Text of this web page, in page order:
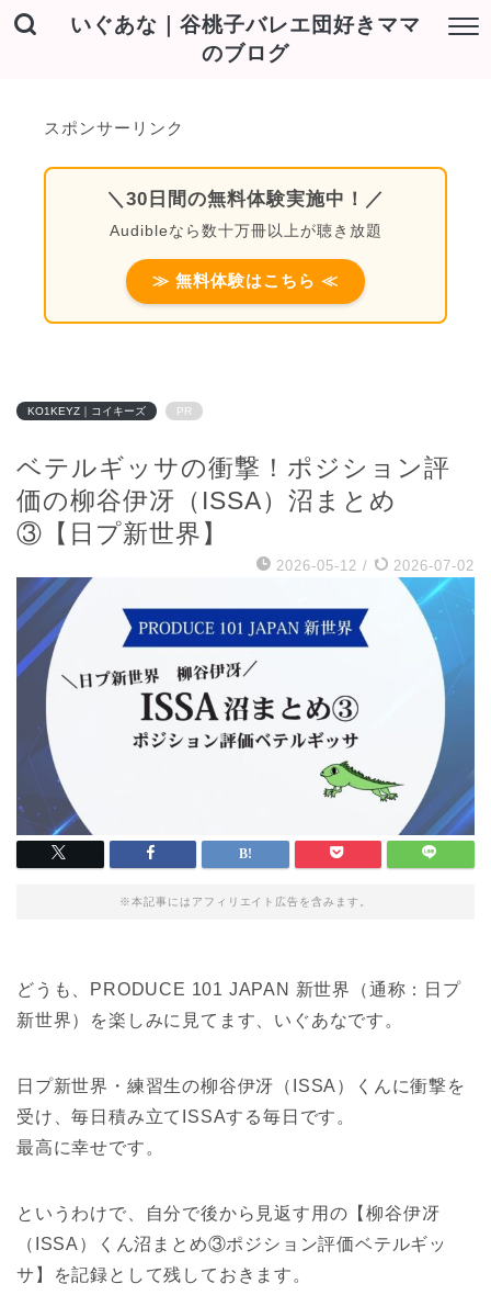
いぐあな｜谷桃子バレエ団好きママ
のブログ
スポンサーリンク
＼30日間の無料体験実施中！／
Audibleなら数十万冊以上が聴き放題
≫ 無料体験はこちら ≪
KO1KEYZ｜コイキーズ PR
ベテルギッサの衝撃！ポジション評
価の柳谷伊冴（ISSA）沼まとめ
③【日プ新世界】
2026-05-12 / 2026-07-02
※本記事にはアフィリエイト広告を含みます。
どうも、PRODUCE 101 JAPAN 新世界（通称：日プ
新世界）を楽しみに見てます、いぐあなです。
日プ新世界・練習生の柳谷伊冴（ISSA）くんに衝撃を
受け、毎日積み立てISSAする毎日です。
最高に幸せです。
というわけで、自分で後から見返す用の【柳谷伊冴
（ISSA）くん沼まとめ③ポジション評価ベテルギッ
サ】を記録として残しておきます。